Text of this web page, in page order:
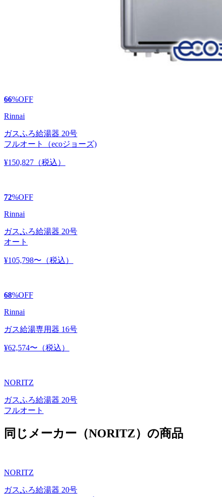
66%OFF
Rinnai
ガスふろ給湯器 20号
フルオート（ecoジョーズ)
¥150,827 （税込）
72%OFF
Rinnai
ガスふろ給湯器 20号
オート
¥105,798〜 （税込）
68%OFF
Rinnai
ガス給湯専用器 16号
¥62,574〜 （税込）
NORITZ
ガスふろ給湯器 20号
フルオート
同じメーカー（NORITZ）の商品
NORITZ
ガスふろ給湯器 20号